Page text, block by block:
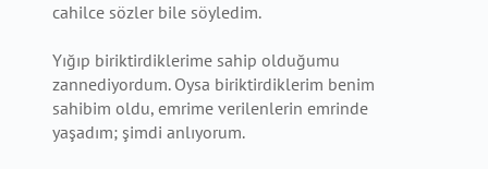
cahilce sözler bile söyledim.
Yığıp biriktirdiklerime sahip olduğumu
zannediyordum. Oysa biriktirdiklerim benim
sahibim oldu, emrime verilenlerin emrinde
yaşadım; şimdi anlıyorum.